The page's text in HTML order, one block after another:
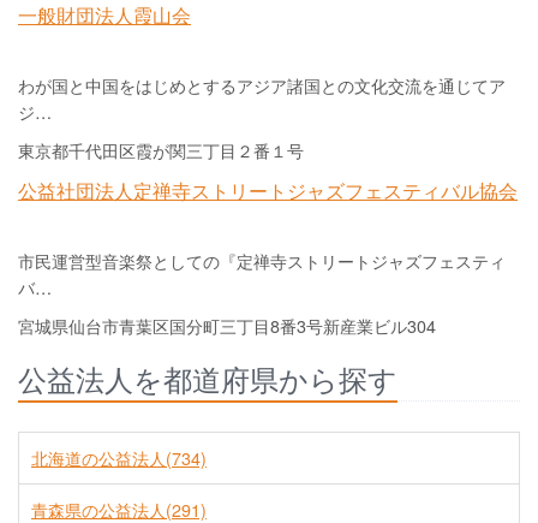
一般財団法人霞山会
わが国と中国をはじめとするアジア諸国との文化交流を通じてア
ジ…
東京都千代田区霞が関三丁目２番１号
公益社団法人定禅寺ストリートジャズフェスティバル協会
市民運営型音楽祭としての『定禅寺ストリートジャズフェスティ
バ…
宮城県仙台市青葉区国分町三丁目8番3号新産業ビル304
公益法人を都道府県から探す
北海道の公益法人(734)
青森県の公益法人(291)